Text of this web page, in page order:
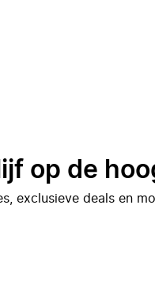
op de
exclusieve deals en